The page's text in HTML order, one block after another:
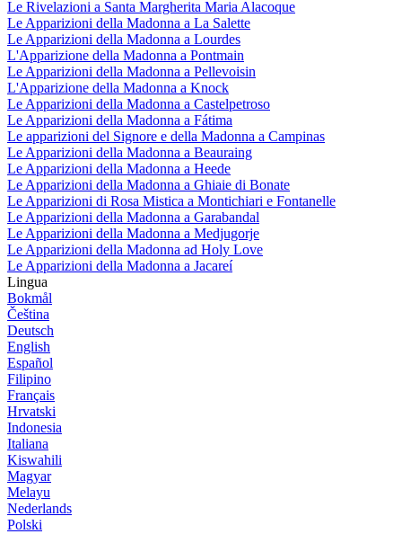
Le Rivelazioni a Santa Margherita Maria Alacoque
Le Apparizioni della Madonna a La Salette
Le Apparizioni della Madonna a Lourdes
L'Apparizione della Madonna a Pontmain
Le Apparizioni della Madonna a Pellevoisin
L'Apparizione della Madonna a Knock
Le Apparizioni della Madonna a Castelpetroso
Le Apparizioni della Madonna a Fátima
Le apparizioni del Signore e della Madonna a Campinas
Le Apparizioni della Madonna a Beauraing
Le Apparizioni della Madonna a Heede
Le Apparizioni della Madonna a Ghiaie di Bonate
Le Apparizioni di Rosa Mistica a Montichiari e Fontanelle
Le Apparizioni della Madonna a Garabandal
Le Apparizioni della Madonna a Medjugorje
Le Apparizioni della Madonna ad Holy Love
Le Apparizioni della Madonna a Jacareí
Lingua
Bokmål
Čeština
Deutsch
English
Español
Filipino
Français
Hrvatski
Indonesia
Italiana
Kiswahili
Magyar
Melayu
Nederlands
Polski